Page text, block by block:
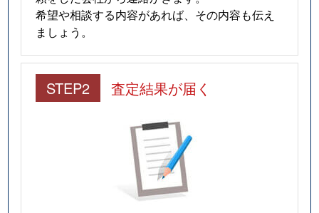
国分町
270万円
勾当台公園
国分町
550万円
勾当台公園
国分町
570万円
勾当台公園
5,900万円
500万円
3,500万円
希望や相談する内容があれば、その内容も伝え
ましょう。
STEP2 査定結果が届く